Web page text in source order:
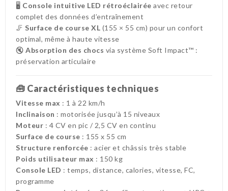
🖥️ Console intuitive LED rétroéclairée avec retour
complet des données d’entraînement
🦵 Surface de course XL (155 × 55 cm) pour un confort
optimal, même à haute vitesse
🔇 Absorption des chocs via système Soft Impact™ :
préservation articulaire
🧰 Caractéristiques techniques
Vitesse max : 1 à 22 km/h
Inclinaison : motorisée jusqu’à 15 niveaux
Moteur : 4 CV en pic / 2,5 CV en continu
Surface de course : 155 x 55 cm
Structure renforcée : acier et châssis très stable
Poids utilisateur max : 150 kg
Console LED : temps, distance, calories, vitesse, FC,
programme